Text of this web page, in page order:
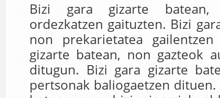
Bizi gara gizarte batean,
ordezkatzen gaituzten. Bizi
non prekarietatea
gizarte batean, non gazteok
ditugun. Bizi gara gizarte
pertsonak baliogaetzen